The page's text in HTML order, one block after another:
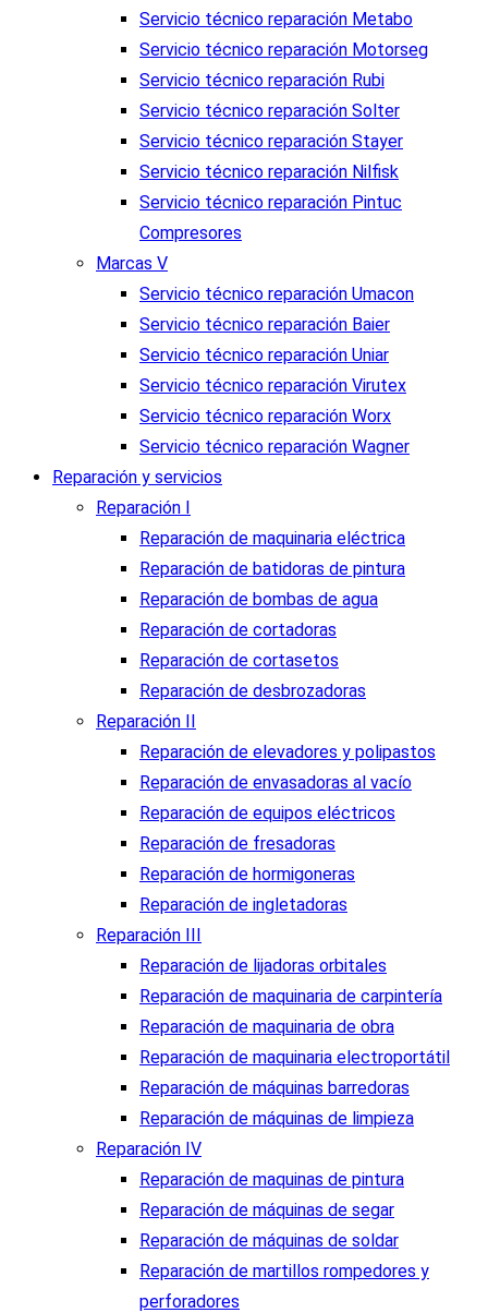
Servicio técnico reparación Metabo
Servicio técnico reparación Motorseg
Servicio técnico reparación Rubi
Servicio técnico reparación Solter
Servicio técnico reparación Stayer
Servicio técnico reparación Nilfisk
Servicio técnico reparación Pintuc
Compresores
Marcas V
Servicio técnico reparación Umacon
Servicio técnico reparación Baier
Servicio técnico reparación Uniar
Servicio técnico reparación Virutex
Servicio técnico reparación Worx
Servicio técnico reparación Wagner
Reparación y servicios
Reparación I
Reparación de maquinaria eléctrica
Reparación de batidoras de pintura
Reparación de bombas de agua
Reparación de cortadoras
Reparación de cortasetos
Reparación de desbrozadoras
Reparación II
Reparación de elevadores y polipastos
Reparación de envasadoras al vacío
Reparación de equipos eléctricos
Reparación de fresadoras
Reparación de hormigoneras
Reparación de ingletadoras
Reparación III
Reparación de lijadoras orbitales
Reparación de maquinaria de carpintería
Reparación de maquinaria de obra
Reparación de maquinaria electroportátil
Reparación de máquinas barredoras
Reparación de máquinas de limpieza
Reparación IV
Reparación de maquinas de pintura
Reparación de máquinas de segar
Reparación de máquinas de soldar
Reparación de martillos rompedores y
perforadores